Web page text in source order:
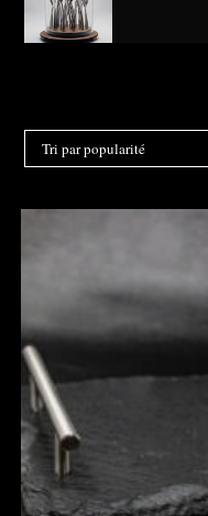
Tri par popularité